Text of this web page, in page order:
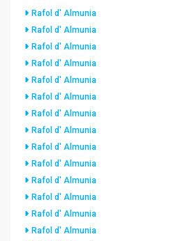
Rafol d' Almunia
Rafol d' Almunia
Rafol d' Almunia
Rafol d' Almunia
Rafol d' Almunia
Rafol d' Almunia
Rafol d' Almunia
Rafol d' Almunia
Rafol d' Almunia
Rafol d' Almunia
Rafol d' Almunia
Rafol d' Almunia
Rafol d' Almunia
Rafol d' Almunia